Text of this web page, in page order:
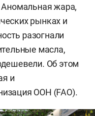
Аномальная жара,
рынках и
разогнали
масла,
Об этом
и
ООН (FAO).